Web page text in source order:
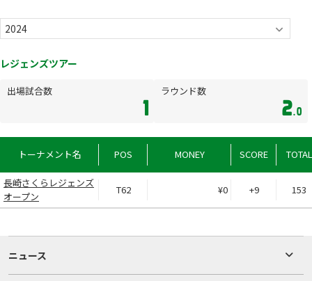
レジェンズツアー
出場試合数
1
ラウンド数
2.0
トーナメント名 POS MONEY SCORE TOTAL
長崎さくらレジェンズ
オープン
T62 ¥0 +9 153
ニュース